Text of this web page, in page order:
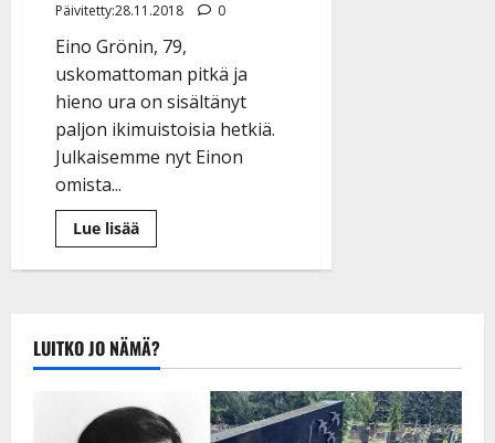
Päivitetty:28.11.2018
0
Eino Grönin, 79,
uskomattoman pitkä ja
hieno ura on sisältänyt
paljon ikimuistoisia hetkiä.
Julkaisemme nyt Einon
omista...
Lue lisääLue
lisää
Katso:
Eino
Grönin
arkistosta
LUITKO JO NÄMÄ?